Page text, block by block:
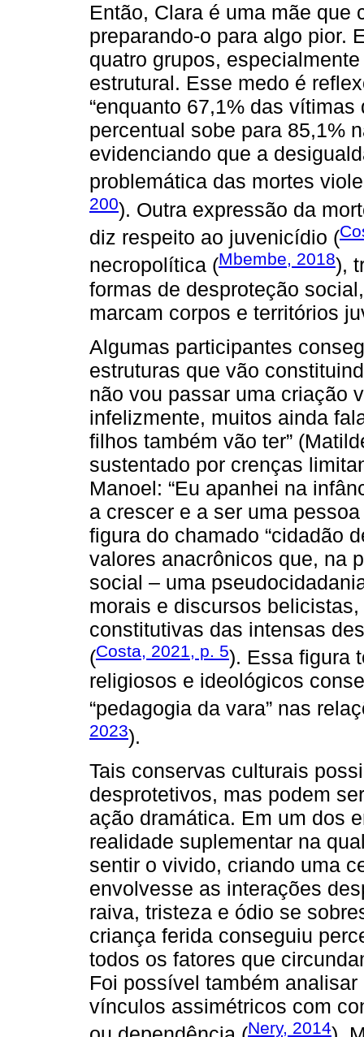
Então, Clara é uma mãe que
preparando-o para algo pior.
quatro grupos,
estrutural. Esse medo é
“enquanto 67,1% das
percentual sobe para 85,1%
evidenciando que a
problemática das mortes
200). Outra expressão da
diz respeito ao juvenicídio (
necropolítica (Mbembe, 2018),
formas de desproteção
marcam corpos e territórios
Algumas participantes
estruturas que vão
não vou passar uma criação
infelizmente, muitos ainda
filhos também vão ter”
sustentado por crenças
Manoel: “Eu apanhei na
a crescer e a ser uma
figura do chamado “cidadão
valores anacrônicos que, na
social – uma
morais e discursos
constitutivas das intensas
(Costa, 2021, p. 5). Essa figura
religiosos e ideológicos
“pedagogia da vara” nas
2023).
Tais conservas culturais
desprotetivos, mas podem
ação dramática. Em um dos
realidade suplementar na
sentir o vivido, criando uma
envolvesse as interações
raiva, tristeza e ódio se
criança ferida conseguiu
todos os fatores que
Foi possível também
vínculos assimétricos com
Nery, 2014